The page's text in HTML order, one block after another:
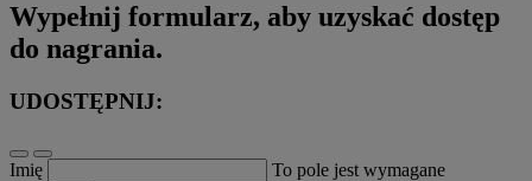
Wypełnij formularz, aby uzyskać dostęp
do nagrania.
UDOSTĘPNIJ:
Imię
To pole jest wymagane